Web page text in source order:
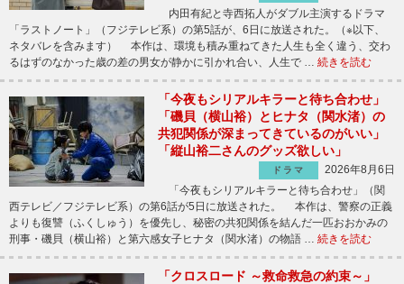
内田有紀と寺西拓人がダブル主演するドラマ
「ラストノート」（フジテレビ系）の第5話が、6日に放送された。（※以下、
ネタバレを含みます） 本作は、環境も積み重ねてきた人生も全く違う、交わ
るはずのなかった歳の差の男女が静かに引かれ合い、人生で … 続きを読む
「今夜もシリアルキラーと待ち合わせ」
「磯貝（横山裕）とヒナタ（関水渚）の
共犯関係が深まってきているのがいい」
「縦山裕二さんのグッズ欲しい」
ドラマ
2026年8月6日
「今夜もシリアルキラーと待ち合わせ」（関
西テレビ／フジテレビ系）の第6話が5日に放送された。 本作は、警察の正義
よりも復讐（ふくしゅう）を優先し、秘密の共犯関係を結んだ一匹おおかみの
刑事・磯貝（横山裕）と第六感女子ヒナタ（関水渚）の物語 … 続きを読む
「クロスロード ～救命救急の約束～」